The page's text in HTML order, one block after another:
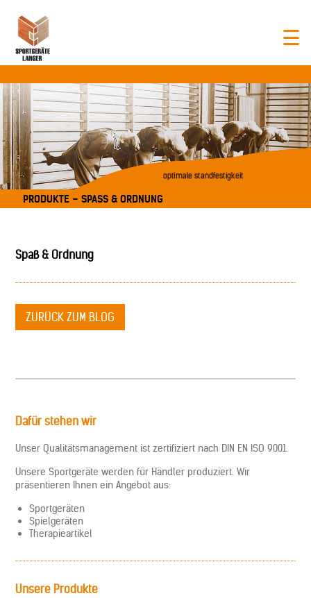
☰
optimale standfestigkeit
PRODUKTE – SPASS & ORDNUNG
Spaß & Ordnung
ZURÜCK ZUM BLOG
Dafür stehen wir
Unser Qualitätsmanagement ist zertifiziert nach DIN EN ISO 9001.
Unsere Sportgeräte werden für Händler produziert. Wir
präsentieren Ihnen ein Angebot aus:
Sportgeräten
Spielgeräten
Therapieartikel
Unsere Produkte